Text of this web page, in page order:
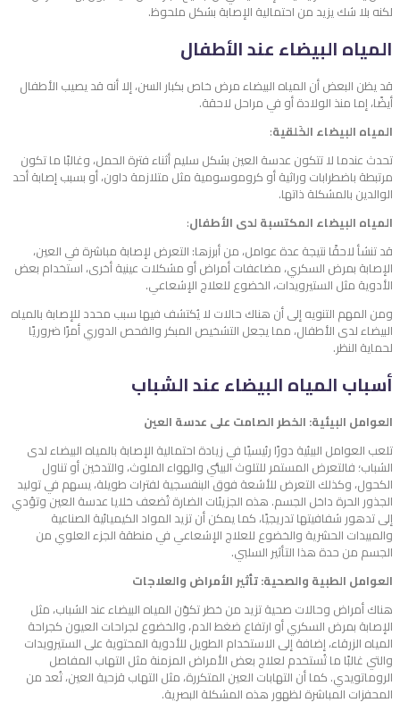
لكنه بلا شك يزيد من احتمالية الإصابة بشكل ملحوظ.
المياه البيضاء عند الأطفال
قد يظن البعض أن المياه البيضاء مرض خاص بكبار السن، إلا أنه قد يصيب الأطفال
أيضًا، إما منذ الولادة أو في مراحل لاحقة.
المياه البيضاء الخَلقية:
تحدث عندما لا تتكون عدسة العين بشكل سليم أثناء فترة الحمل، وغالبًا ما تكون
مرتبطة باضطرابات وراثية أو كروموسومية مثل متلازمة داون، أو بسبب إصابة أحد
الوالدين بالمشكلة ذاتها.
المياه البيضاء المكتسبة لدى الأطفال:
قد تنشأ لاحقًا نتيجة عدة عوامل، من أبرزها: التعرض لإصابة مباشرة في العين،
الإصابة بمرض السكري، مضاعفات أمراض أو مشكلات عينية أخرى، استخدام بعض
الأدوية مثل الستيرويدات، الخضوع للعلاج الإشعاعي.
ومن المهم التنويه إلى أن هناك حالات لا يُكتشف فيها سبب محدد للإصابة بالمياه
البيضاء لدى الأطفال، مما يجعل التشخيص المبكر والفحص الدوري أمرًا ضروريًا
لحماية النظر.
أسباب المياه البيضاء عند الشباب
العوامل البيئية: الخطر الصامت على عدسة العين
تلعب العوامل البيئية دورًا رئيسيًا في زيادة احتمالية الإصابة بالمياه البيضاء لدى
الشباب؛ فالتعرض المستمر للتلوث البيئي والهواء الملوث، والتدخين أو تناول
الكحول، وكذلك التعرض للأشعة فوق البنفسجية لفترات طويلة، يسهم في توليد
الجذور الحرة داخل الجسم. هذه الجزيئات الضارة تُضعف خلايا عدسة العين وتؤدي
إلى تدهور شفافيتها تدريجيًا، كما يمكن أن تزيد المواد الكيميائية الصناعية
والمبيدات الحشرية والخضوع للعلاج الإشعاعي في منطقة الجزء العلوي من
الجسم من حدة هذا التأثير السلبي.
العوامل الطبية والصحية: تأثير الأمراض والعلاجات
هناك أمراض وحالات صحية تزيد من خطر تكوّن المياه البيضاء عند الشباب، مثل
الإصابة بمرض السكري أو ارتفاع ضغط الدم، والخضوع لجراحات العيون كجراحة
المياه الزرقاء، إضافة إلى الاستخدام الطويل للأدوية المحتوية على الستيرويدات
والتي غالبًا ما تُستخدم لعلاج بعض الأمراض المزمنة مثل التهاب المفاصل
الروماتويدي. كما أن التهابات العين المتكررة، مثل التهاب قزحية العين، تُعد من
المحفزات المباشرة لظهور هذه المشكلة البصرية.